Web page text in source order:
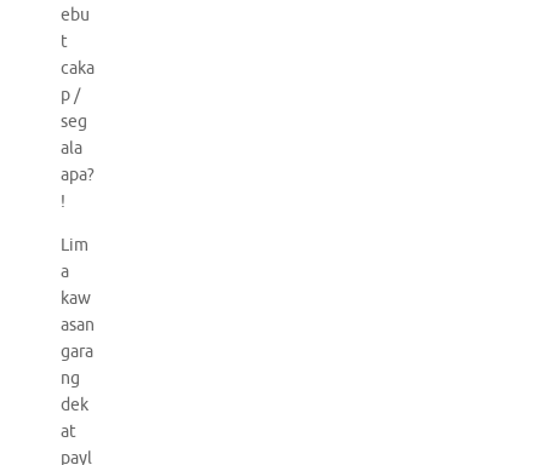
ebu
t
caka
p /
seg
ala
apa?
!
Lim
a
kaw
asan
gara
ng
dek
at
payl